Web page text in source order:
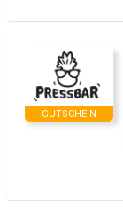
GUTSCHEIN